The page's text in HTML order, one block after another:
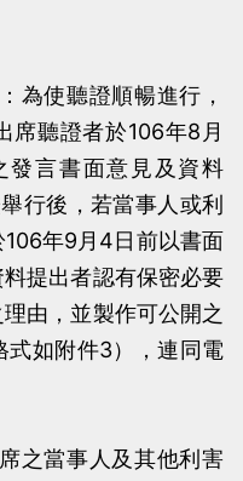
為使聽證順暢進行，
席聽證者於106年8月
發言書面意見及資料
行後，若當事人或利
年9月4日前以書面
提出者認有保密必要
由，並製作可公開之
式如附件3），連同電
之當事人及其他利害